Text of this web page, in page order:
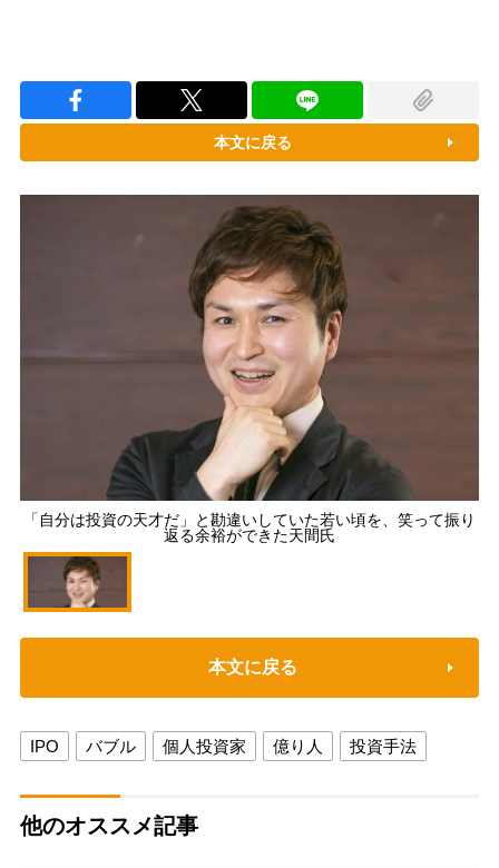
本文に戻る
「自分は投資の天才だ」と勘違いしていた若い頃を、笑って振り
返る余裕ができた天間氏
本文に戻る
IPO バブル 個人投資家 億り人 投資手法
他のオススメ記事